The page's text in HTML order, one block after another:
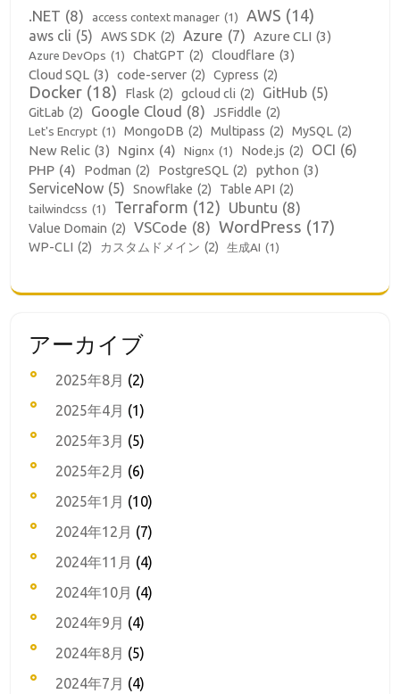
.NET (8) access context manager (1) AWS (14)
aws cli (5) AWS SDK (2) Azure (7) Azure CLI (3)
Azure DevOps (1) ChatGPT (2) Cloudflare (3)
Cloud SQL (3) code-server (2) Cypress (2)
Docker (18) Flask (2) gcloud cli (2) GitHub (5)
GitLab (2) Google Cloud (8) JSFiddle (2)
Let's Encrypt (1) MongoDB (2) Multipass (2) MySQL (2)
New Relic (3) Nginx (4) Nignx (1) Node.js (2) OCI (6)
PHP (4) Podman (2) PostgreSQL (2) python (3)
ServiceNow (5) Snowflake (2) Table API (2)
tailwindcss (1) Terraform (12) Ubuntu (8)
Value Domain (2) VSCode (8) WordPress (17)
WP-CLI (2) カスタムドメイン (2) 生成AI (1)
アーカイブ
2025年8月 (2)
2025年4月 (1)
2025年3月 (5)
2025年2月 (6)
2025年1月 (10)
2024年12月 (7)
2024年11月 (4)
2024年10月 (4)
2024年9月 (4)
2024年8月 (5)
2024年7月 (4)